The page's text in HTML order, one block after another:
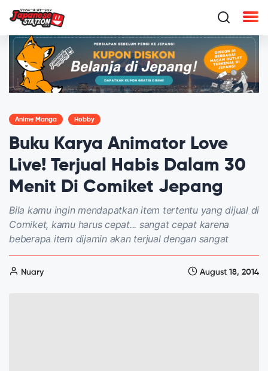
Anime Manga Hobby
Buku Karya Animator Love
Live! Terjual Habis Dalam 30
Menit Di Comiket Jepang
Bila kamu ingin mendapatkan item tertentu yang dijual di
Comiket, kamu harus cepat... sangat cepat karena
beberapa item dijamin akan terjual dengan sangat
Nuary August 18, 2014